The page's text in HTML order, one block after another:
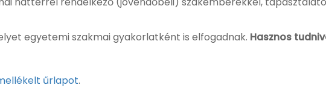
egyetemi szakmai gyakorlatként is elfogadnak. Hasznos
űrlapot.